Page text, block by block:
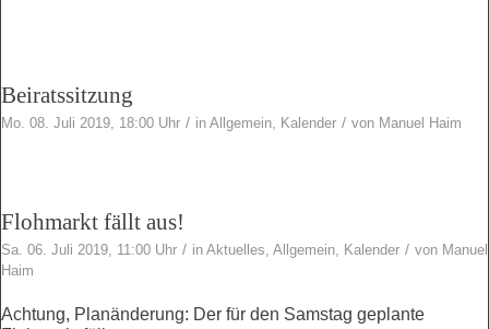
Beiratssitzung
Mo. 08. Juli 2019, 18:00 Uhr / in Allgemein Kalender / von Manuel Haim
Flohmarkt fällt aus!
Sa. 06. Juli 2019, 11:00 Uhr / in Aktuelles Allgemein Kalender / von Manuel
Haim
Achtung, Planänderung: Der für den Samstag geplante